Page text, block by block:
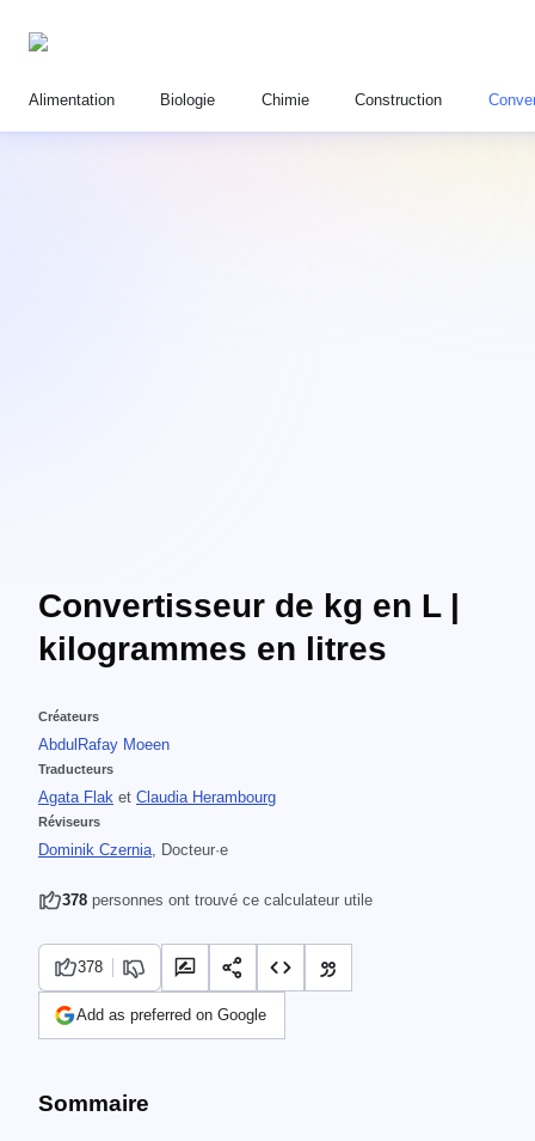
Alimentation Biologie Chimie Construction
Convertisseur de kg en L |
kilogrammes en litres
Créateurs
AbdulRafay Moeen
Traducteurs
Agata Flak et Claudia Herambourg
Réviseurs
Dominik Czernia, Docteur·e
378 personnes ont trouvé ce calculateur utile
378
Add as preferred on Google
Sommaire